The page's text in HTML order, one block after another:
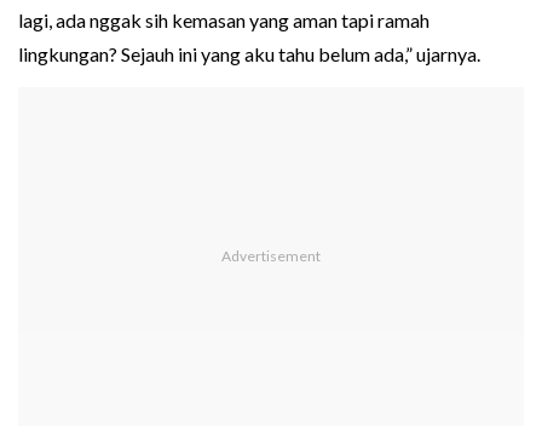
lagi, ada nggak sih kemasan yang aman tapi ramah
lingkungan? Sejauh ini yang aku tahu belum ada,” ujarnya.